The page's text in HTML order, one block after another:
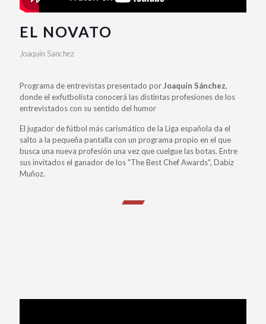
EL NOVATO
Joaquín Sanchez
Programa de entrevistas presentado por Joaquín Sánchez,
donde el exfutbolista conocerá las distintas profesiones de los
entrevistados con su sentido del humor
El jugador de fútbol más carismático de la Liga española da el
salto a la pequeña pantalla con un programa propio en el que
busca una nueva profesión una vez que cuelgue las botas. Entre
sus invitados el ganador de los "The Best Chef Awards", Dabiz
Muñoz.